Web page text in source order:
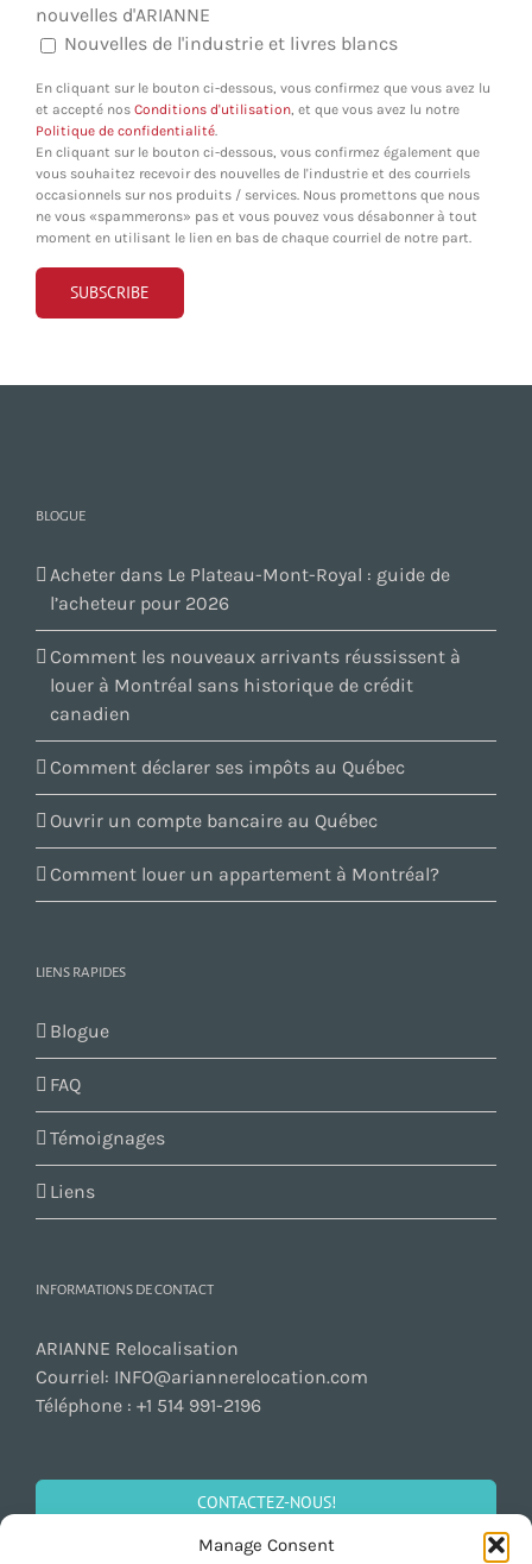
Manage Consent
nouvelles d'ARIANNE
Nouvelles de l'industrie et livres blancs
En cliquant sur le bouton ci-dessous, vous confirmez que vous avez lu
et accepté nos Conditions d'utilisation, et que vous avez lu notre
Politique de confidentialité.
En cliquant sur le bouton ci-dessous, vous confirmez également que
vous souhaitez recevoir des nouvelles de l'industrie et des courriels
occasionnels sur nos produits / services. Nous promettons que nous
ne vous «spammerons» pas et vous pouvez vous désabonner à tout
moment en utilisant le lien en bas de chaque courriel de notre part.
BLOGUE
Acheter dans Le Plateau-Mont-Royal : guide de
l’acheteur pour 2026
Comment les nouveaux arrivants réussissent à
louer à Montréal sans historique de crédit
canadien
Comment déclarer ses impôts au Québec
Ouvrir un compte bancaire au Québec
Comment louer un appartement à Montréal?
LIENS RAPIDES
Blogue
FAQ
Témoignages
Liens
INFORMATIONS DE CONTACT
ARIANNE Relocalisation
Courriel: INFO@ariannerelocation.com
Téléphone : +1 514 991-2196
CONTACTEZ-NOUS!